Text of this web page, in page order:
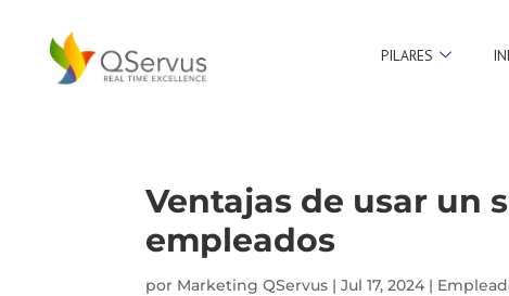
PILARES
Ventajas de usar un
empleados
por Marketing QServus |Jul 17, 2024 |